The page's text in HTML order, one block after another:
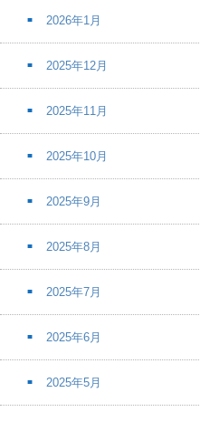
2026年1月
2025年12月
2025年11月
2025年10月
2025年9月
2025年8月
2025年7月
2025年6月
2025年5月